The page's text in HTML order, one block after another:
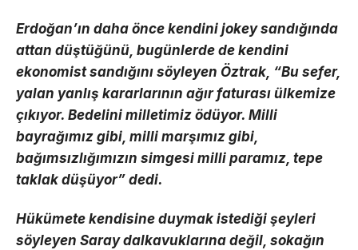
Erdoğan’ın daha önce kendini jokey sandığında
attan düştüğünü, bugünlerde de kendini
ekonomist sandığını söyleyen Öztrak, “Bu sefer,
yalan yanlış kararlarının ağır faturası ülkemize
çıkıyor. Bedelini milletimiz ödüyor. Milli
bayrağımız gibi, milli marşımız gibi,
bağımsızlığımızın simgesi milli paramız, tepe
taklak düşüyor” dedi.
Hükümete kendisine duymak istediği şeyleri
söyleyen Saray dalkavuklarına değil, sokağın